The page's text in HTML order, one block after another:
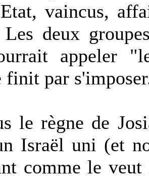
vaincus,
deux
appeler
finit par
le règne de
Israël uni (et
comme le